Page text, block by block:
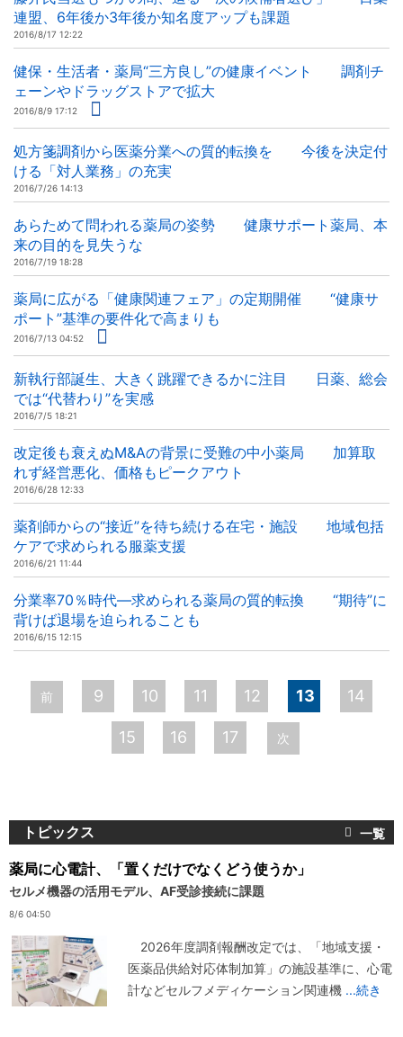
連盟、6年後か3年後か知名度アップも課題
2016/8/17 12:22
健保・生活者・薬局“三方良し”の健康イベント 調剤チ
ェーンやドラッグストアで拡大
2016/8/9 17:12
処方箋調剤から医薬分業への質的転換を 今後を決定付
ける「対人業務」の充実
2016/7/26 14:13
あらためて問われる薬局の姿勢 健康サポート薬局、本
来の目的を見失うな
2016/7/19 18:28
薬局に広がる「健康関連フェア」の定期開催 “健康サ
ポート”基準の要件化で高まりも
2016/7/13 04:52
新執行部誕生、大きく跳躍できるかに注目 日薬、総会
では“代替わり”を実感
2016/7/5 18:21
改定後も衰えぬM&Aの背景に受難の中小薬局 加算取
れず経営悪化、価格もピークアウト
2016/6/28 12:33
薬剤師からの“接近”を待ち続ける在宅・施設 地域包括
ケアで求められる服薬支援
2016/6/21 11:44
分業率70％時代―求められる薬局の質的転換 “期待”に
背けば退場を迫られることも
2016/6/15 12:15
ペ
ー
前 9 10 11 12 13 14
15 16 17 次
トピックス
薬局に心電計、「置くだけでなくどう使うか」
セルメ機器の活用モデル、AF受診接続に課題
8/6 04:50
2026年度調剤報酬改定では、「地域支援・
医薬品供給対応体制加算」の施設基準に、心電
計などセルフメディケーション関連機 ...続き